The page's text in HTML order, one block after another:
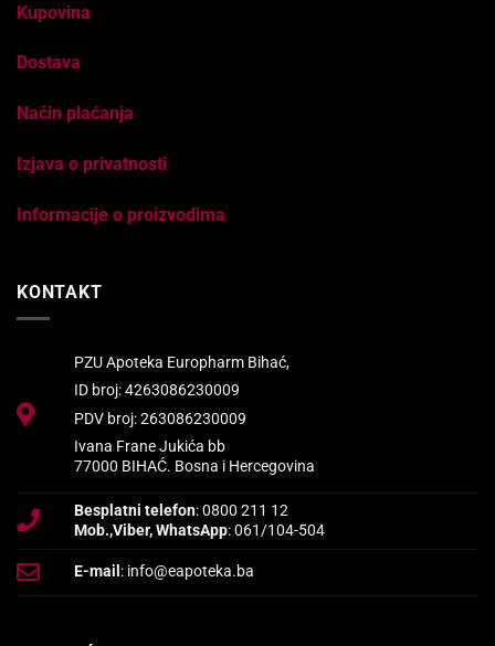
Kupovina
Dostava
Način plaćanja
Izjava o privatnosti
Informacije o proizvodima
KONTAKT
PZU Apoteka Europharm Bihać,
ID broj: 4263086230009
PDV broj: 263086230009
Ivana Frane Jukića bb
77000 BIHAĆ. Bosna i Hercegovina
Besplatni telefon: 0800 211 12
Mob.,Viber, WhatsApp: 061/104-504
E-mail : info@eapoteka.ba